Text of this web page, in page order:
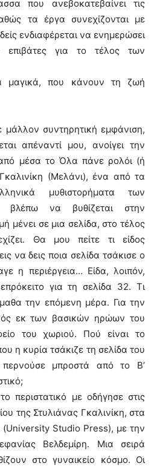
που ανεβοκατεβαίνει τις
τα έργα συνεχίζονται με
ενδιαφέρεται να ενημερώσει
επιβάτες για το τέλος των
μαγικά, που κάνουν τη ζωή
συντηρητική εμφάνιση,
απέναντί μου, ανοίγει την
μέσα το Όλα πάνε ρολόι (ή
(Μελάνι), ένα από τα
μυθιστορήματα των
βλέπω να βυθίζεται στην
μένει σε μια σελίδα, στο τέλος
Θα μου πείτε τι είδος
να δεις ποια σελίδα τσάκισε ο
η περιέργεια… Είδα, λοιπόν,
για τη σελίδα 32. Τι
την επόμενη μέρα. Για την
εκ των βασικών ηρώων του
του χωριού. Πού είναι το
η κυρία τσάκιζε τη σελίδα του
περνούσε μπροστά από το Β’
περιστατικό με οδήγησε στις
της Στυλιάνας Γκαλινίκη, στα
(University Studio Press), με την
Βελδεμίρη. Μια σειρά
στο γυναικείο κόσμο. Οι